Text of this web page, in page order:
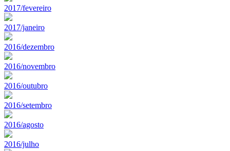
2017/fevereiro
2017/janeiro
2016/dezembro
2016/novembro
2016/outubro
2016/setembro
2016/agosto
2016/julho